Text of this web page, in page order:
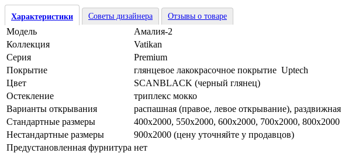
Характеристики Советы дизайнера Отзывы о товаре
Модель
Амалия-2
Коллекция
Vatikan
Серия
Premium
Покрытие
глянцевое лакокрасочное покрытие Uptech
Цвет
SCANBLACK (черный глянец)
Остекление
триплекс мокко
Варианты открывания
распашная (правое, левое открывание), раздвижная
Стандартные размеры
400х2000, 550х2000, 600х2000, 700х2000, 800х2000
Нестандартные размеры
900х2000 (цену уточняйте у продавцов)
Предустановленная фурнитура нет